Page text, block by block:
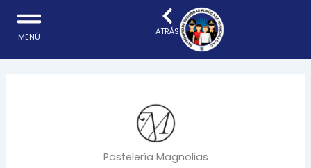
contenido
ATRÁS
MENÚ
Pastelería Magnolias